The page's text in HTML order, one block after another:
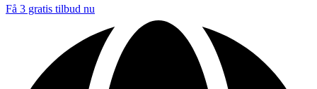
Få 3 gratis tilbud nu